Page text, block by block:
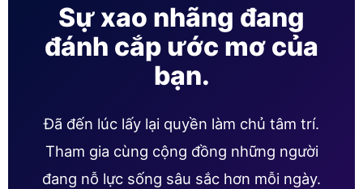
Sự xao nhãng đang
đánh cắp ước mơ của
bạn.
Đã đến lúc lấy lại quyền làm chủ tâm trí.
Tham gia cùng cộng đồng những người
đang nỗ lực sống sâu sắc hơn mỗi ngày.